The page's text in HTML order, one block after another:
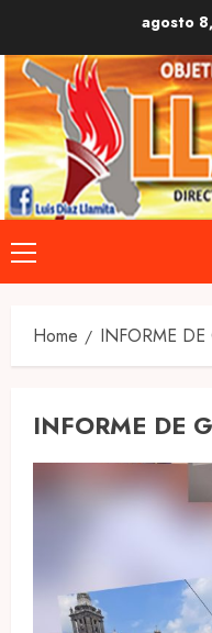
content
agosto
Primary
Menu
Home INFORME
INFORME DE